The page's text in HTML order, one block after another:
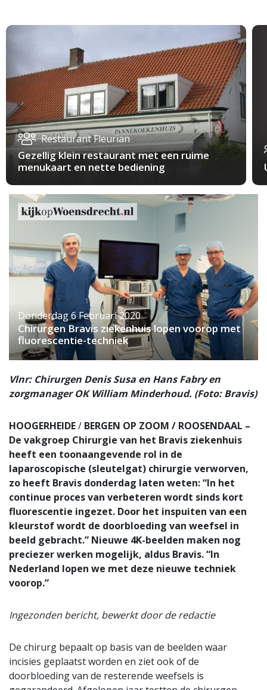
Restaurant Fleurian
Gezellig klein restaurant met een ruime
menukaart en nette bediening
Donderdag 6 Februari 2020
Chirurgen Bravis ziekenhuis lopen voorop met
fluorescentie-techniek
Vlnr: Chirurgen Denis Susa en Hans Fabry en
zorgmanager OK William Minderhoud. (Foto: Bravis)
HOOGERHEIDE/ BERGEN OP ZOOM / ROOSENDAAL –
De vakgroep Chirurgie van het Bravis ziekenhuis
heeft een toonaangevende rol in de
laparoscopische (sleutelgat) chirurgie verworven,
zo heeft Bravis donderdag laten weten: “In het
continue proces van verbeteren wordt sinds kort
fluorescentie ingezet. Door het inspuiten van een
kleurstof wordt de doorbloeding van weefsel in
beeld gebracht.” Nieuwe 4K-beelden maken nog
preciezer werken mogelijk, aldus Bravis. “In
Nederland lopen we met deze nieuwe techniek
voorop.”
Ingezonden bericht, bewerkt door de redactie
De chirurg bepaalt op basis van de beelden waar
incisies geplaatst worden en ziet ook of de
doorbloeding van de resterende weefsels is